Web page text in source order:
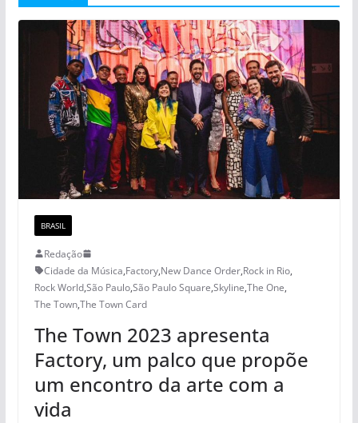
BRASIL
Redação
Cidade da Música,Factory,New Dance Order,Rock in Rio,
Rock World,São Paulo,São Paulo Square,Skyline,The One,
The Town,The Town Card
The Town 2023 apresenta
Factory, um palco que propõe
um encontro da arte com a
vida